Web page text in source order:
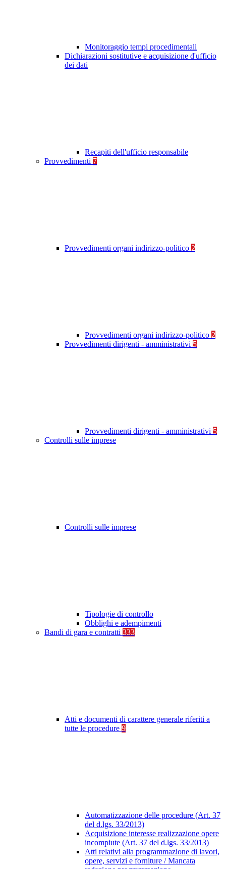
Monitoraggio tempi procedimentali
Dichiarazioni sostitutive e acquisizione d'ufficio
dei dati
Recapiti dell'ufficio responsabile
Provvedimenti 7
Provvedimenti organi indirizzo-politico 2
Provvedimenti organi indirizzo-politico 2
Provvedimenti dirigenti - amministrativi 5
Provvedimenti dirigenti - amministrativi 5
Controlli sulle imprese
Controlli sulle imprese
Tipologie di controllo
Obblighi e adempimenti
Bandi di gara e contratti 333
Atti e documenti di carattere generale riferiti a
tutte le procedure 9
Automatizzazione delle procedure (Art. 37
del d.lgs. 33/2013)
Acquisizione interesse realizzazione opere
incompiute (Art. 37 del d.lgs. 33/2013)
Atti relativi alla programmazione di lavori,
opere, servizi e forniture / Mancata